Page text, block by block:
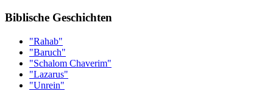
Biblische Geschichten
"Rahab"
"Baruch"
"Schalom Chaverim"
"Lazarus"
"Unrein"